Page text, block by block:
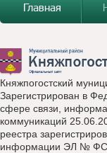
Главная
Княжпогостский
Зарегистрирован в
сфере связи,
коммуникаций
реестра
информации ЭЛ № ФС